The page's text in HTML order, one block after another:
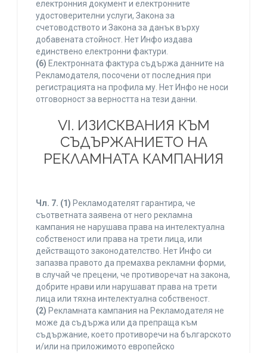
електронния документ и електронните
удостоверителни услуги, Закона за
счетоводството и Закона за данък върху
добавената стойност. Нет Инфо издава
единствено електронни фактури.
(6) Електронната фактура съдържа данните на
Рекламодателя, посочени от последния при
регистрацията на профила му. Нет Инфо не носи
отговорност за верността на тези данни.
VI. ИЗИСКВАНИЯ КЪМ
СЪДЪРЖАНИЕТО НА
РЕКЛАМНАТА КАМПАНИЯ
Чл. 7. (1) Рекламодателят гарантира, че
съответната заявена от него рекламна
кампания не нарушава права на интелектуална
собственост или права на трети лица, или
действащото законодателство. Нет Инфо си
запазва правото да премахва рекламни форми,
в случай че прецени, че противоречат на закона,
добрите нрави или нарушават права на трети
лица или тяхна интелектуална собственост.
(2) Рекламната кампания на Рекламодателя не
може да съдържа или да препраща към
съдържание, което противоречи на българското
и/или на приложимото европейско